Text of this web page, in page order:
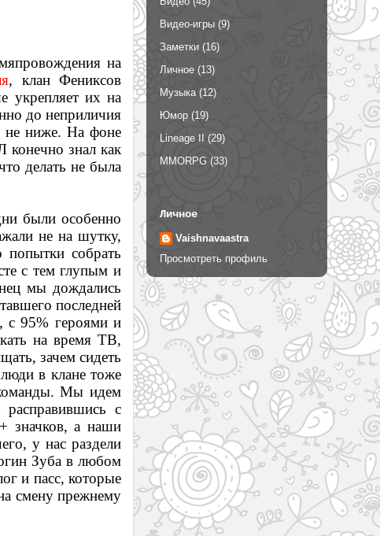
на
, клан Фениксов
укрепляет их на
до неприличия
не ниже. На фоне
знал как
делать не была
были особенно
не на шутку,
собрать
с тем глупым и
мы дождались
последней
с 95% героями и
на время ТВ,
зачем сидеть
в клане тоже
команды. Мы идем
расправившись с
значков, а наши
у нас раздели
Зуба в любом
и пасс, которые
смену прежнему
Видео-игры (9)
Заметки (16)
Личное (13)
Музыка (12)
Юмор (19)
Lineage II
(29)
MMORPG (33)
Личное
Vaishnavaastra
Просмотреть профиль